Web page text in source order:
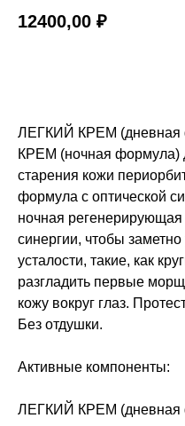
12400,00 ₽
ЛЕГКИЙ КРЕМ
КРЕМ (ночная формула)
старения кожи
формула с оптической
ночная
синергии, чтобы
усталости, такие, как
разгладить первые
кожу вокруг глаз.
Без отдушки.
Активные компоненты:
ЛЕГКИЙ КРЕМ (дневная